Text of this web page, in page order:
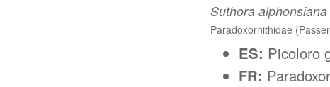
Suthora alphonsiana
Paradoxornithidae
ES: Picoloro
FR: